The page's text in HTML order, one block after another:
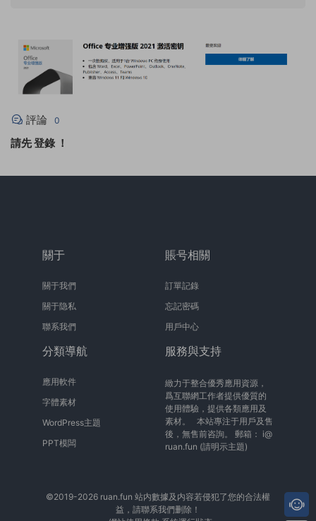
評論 0
請先登錄 ！
關于
關于我們
關于隐私
聯系我們
賬号相關
訂單記錄
忘記密碼
用戶中心
分類導航
應用軟件
字體素材
WordPress主題
PPT模闆
服務與支持
緻力于整合優秀應用資源，
爲互聯網工作者提供優質的
使用體驗，提供各類應用及
素材。 本站專注于用戶及售
後，無售前咨詢。 郵箱： i@
ruan.fun (請明示主題)
©2019-2026 ruan.fun 站内數據及内容若侵犯了您的合法權
益，請聯系我們删除！